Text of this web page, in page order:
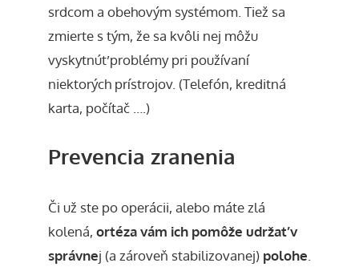
srdcom a obehovým systémom. Tiež sa
zmierte s tým, že sa kvôli nej môžu
vyskytnúť problémy pri používaní
niektorých prístrojov. (Telefón, kreditná
karta, počítač ….)
Prevencia zranenia
Či už ste po operácii, alebo máte zlá
kolená, ortéza vám ich pomôže udržať v
správnej (a zároveň stabilizovanej) polohe